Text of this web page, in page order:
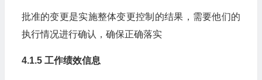
批准的变更是实施整体变更控制的结果，需要他们的
执行情况进行确认，确保正确落实
4.1.5 工作绩效信息